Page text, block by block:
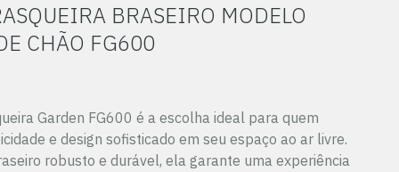
BRASEIRO MODELO
CHÃO FG600
Garden FG600 é a escolha ideal para quem
e design sofisticado em seu espaço ao ar livre.
robusto e durável, ela garante uma experiência